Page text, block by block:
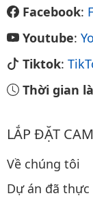
Facebook:
Youtube:
Tiktok:
Thời gian
LẮP ĐẶT
Về chúng tôi
Dự án đã thực